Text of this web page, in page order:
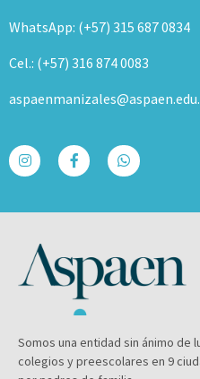
WhatsApp: (+57) 315 687 0834
Cel.: (+57) 316 874 0083
Somos una entidad sin ánimo de
colegios y preescolares en 9